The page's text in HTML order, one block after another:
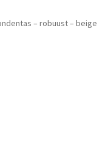
– robuust – beige